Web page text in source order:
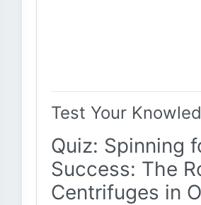
Test Your
Quiz: Spinning
Success: The
Centrifuges in